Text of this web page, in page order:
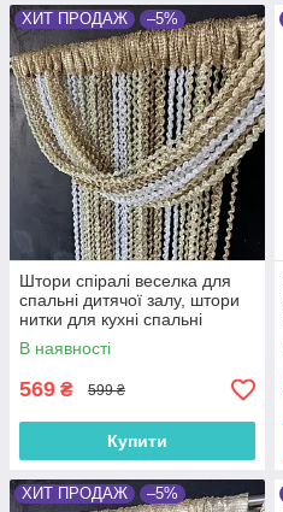
ХИТ ПРОДАЖ –5%
Штори спіралі веселка для
спальні дитячої залу, штори
нитки для кухні спальні
дитячої, тюль нитка
Золотисто-бежево-білі (NS-
205)
В наявності
569 ₴ 599 ₴
Купити
ХИТ ПРОДАЖ –5%